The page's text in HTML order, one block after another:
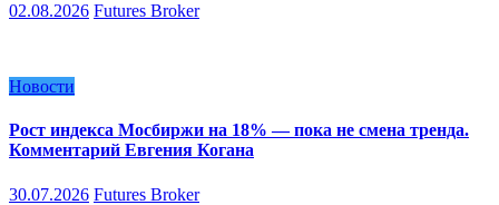
02.08.2026 Futures Broker
Новости
Рост индекса Мосбиржи на 18% — пока не смена тренда.
Комментарий Евгения Когана
30.07.2026 Futures Broker